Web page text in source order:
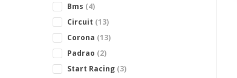
Bms (4)
Circuit (13)
Corona (13)
Padrao (2)
Start Racing (3)